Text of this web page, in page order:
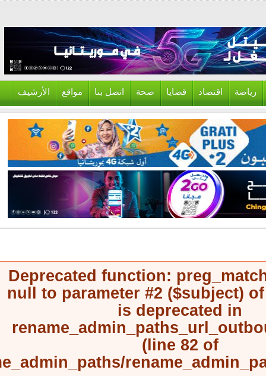
اقتصاد قضايا صحة اتصل بنا مواقع الأرشيف
Deprecated function:
null to parameter #2 ($subject)
is deprecated in
(line82of